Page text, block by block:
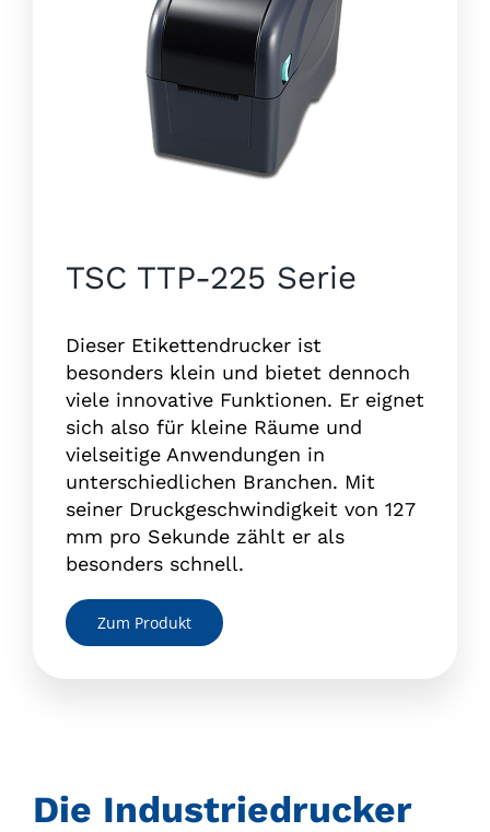
TSC TTP-225 Serie
Dieser Etikettendrucker ist
besonders klein und bietet dennoch
viele innovative Funktionen. Er eignet
sich also für kleine Räume und
vielseitige Anwendungen in
unterschiedlichen Branchen. Mit
seiner Druckgeschwindigkeit von 127
mm pro Sekunde zählt er als
besonders schnell.
Zum Produkt
Die Industriedrucker